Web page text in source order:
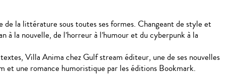
la littérature sous toutes ses formes. Changeant de style et
à la nouvelle, de l’horreur à l’humour et du cyberpunk à la
Villa Anima chez Gulf stream éditeur, une de ses nouvelles
et une romance humoristique par les éditions Bookmark.